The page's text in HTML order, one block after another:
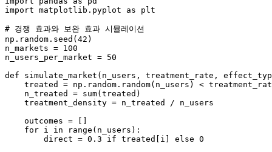
import matplotlib.pyplot as plt
# 경쟁 효과와 보완 효과 시뮬레이션
np.random.seed( 42 )
n_markets = 100
n_users_per_market = 50
def
simulate_market ( n_users, treatment_rate,
treated = np.random.random(n_users) <
    n_treated =
sum(treated)
    treatment_density = n_treated / n_users
    outcomes = []
for i in range (n_users):
        direct =
0.3 if treated[i] else 0